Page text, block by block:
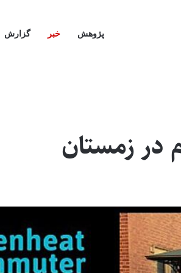
پژوهش خبر گزارش
در زمستان